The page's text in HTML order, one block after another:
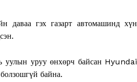
даваа гэх газарт автомашинд хүн
уулын уруу өнхөрч байсан Hyundai
байна.